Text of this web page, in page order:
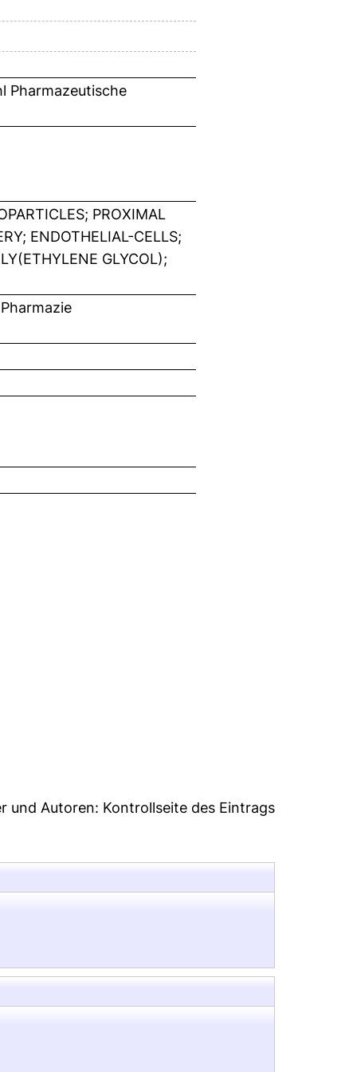
Pharmazeutische
PROXIMAL
ENDOTHELIAL-CELLS;
GLYCOL);
und Autoren: Kontrollseite des Eintrags